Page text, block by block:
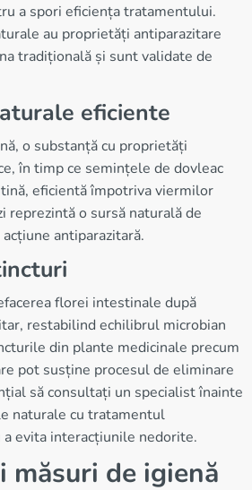
a spori eficiența tratamentului.
au proprietăți antiparazitare
tradițională și sunt validate de
eficiente
o substanță cu proprietăți
în timp ce semințele de dovleac
eficientă împotriva viermilor
reprezintă o sursă naturală de
antiparazitară.
florei intestinale după
restabilind echilibrul microbian
din plante medicinale precum
pot susține procesul de eliminare
să consultați un specialist înainte
naturale cu tratamentul
evita interacțiunile nedorite.
măsuri de igienă